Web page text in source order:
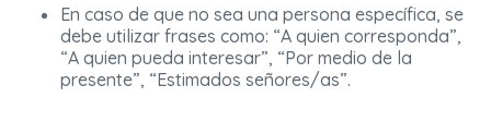
En caso de que no sea una persona específica, se
debe utilizar frases como: “A quien corresponda”,
“A quien pueda interesar”, “Por medio de la
presente”, “Estimados señores/as”.